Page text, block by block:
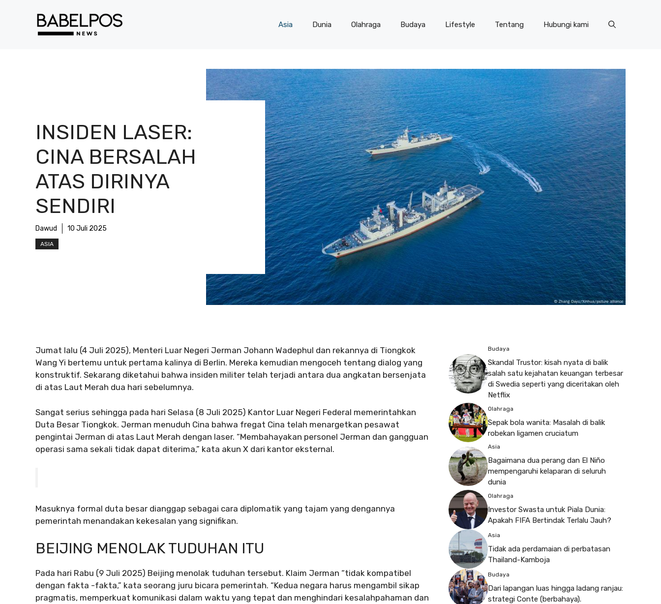
Asia Dunia Olahraga Budaya Lifestyle Tentang Hubungi kami
INSIDEN LASER:
CINA BERSALAH
ATAS DIRINYA
SENDIRI
Dawud 10 Juli 2025
ASIA
Jumat lalu (4 Juli 2025), Menteri Luar Negeri Jerman Johann Wadephul dan rekannya di Tiongkok
Wang Yi bertemu untuk pertama kalinya di Berlin. Mereka kemudian mengoceh tentang dialog yang
konstruktif. Sekarang diketahui bahwa insiden militer telah terjadi antara dua angkatan bersenjata
di atas Laut Merah dua hari sebelumnya.
Sangat serius sehingga pada hari Selasa (8 Juli 2025) Kantor Luar Negeri Federal memerintahkan
Duta Besar Tiongkok. Jerman menuduh Cina bahwa fregat Cina telah menargetkan pesawat
pengintai Jerman di atas Laut Merah dengan laser. “Membahayakan personel Jerman dan gangguan
operasi sama sekali tidak dapat diterima,” kata akun X dari kantor eksternal.
Masuknya formal duta besar dianggap sebagai cara diplomatik yang tajam yang dengannya
pemerintah menandakan kekesalan yang signifikan.
BEIJING MENOLAK TUDUHAN ITU
Pada hari Rabu (9 Juli 2025) Beijing menolak tuduhan tersebut. Klaim Jerman “tidak kompatibel
dengan fakta -fakta,” kata seorang juru bicara pemerintah. “Kedua negara harus mengambil sikap
pragmatis, memperkuat komunikasi dalam waktu yang tepat dan menghindari kesalahpahaman dan
Budaya
Skandal Trustor: kisah nyata di balik
salah satu kejahatan keuangan terbesar
di Swedia seperti yang diceritakan oleh
Netflix
Olahraga
Sepak bola wanita: Masalah di balik
robekan ligamen cruciatum
Asia
Bagaimana dua perang dan El Niño
mempengaruhi kelaparan di seluruh
dunia
Olahraga
Investor Swasta untuk Piala Dunia:
Apakah FIFA Bertindak Terlalu Jauh?
Asia
Tidak ada perdamaian di perbatasan
Thailand-Kamboja
Budaya
Dari lapangan luas hingga ladang ranjau:
strategi Conte (berbahaya).